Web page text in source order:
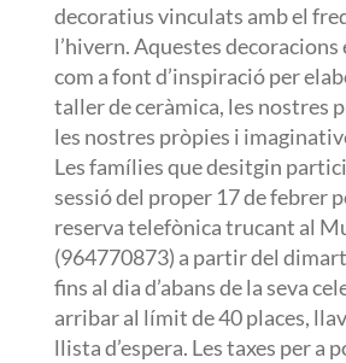
decoratius vinculats amb el
l’hivern. Aquestes decoracions
com a font d’inspiració per
taller de ceràmica, les nostres
les nostres pròpies i
Les famílies que desitgin
sessió del proper 17 de febrer
reserva telefònica trucant al
(964770873) a partir del
fins al dia d’abans de la seva
arribar al límit de 40 places,
llista d’espera. Les taxes per a